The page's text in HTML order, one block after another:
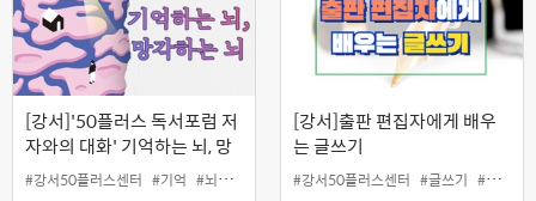
[강서]'50플러스 독서포럼 저
자와의 대화' 기억하는 뇌, 망
각하는 뇌 (오프라인)
#강서50플러스센터 #기억 #뇌 #독서 #독서포럼 #망각 #심리 #인지 #저자
[강서]출판 편집자에게 배우
는 글쓰기
#강서50플러스센터 #글쓰기 #인디자인